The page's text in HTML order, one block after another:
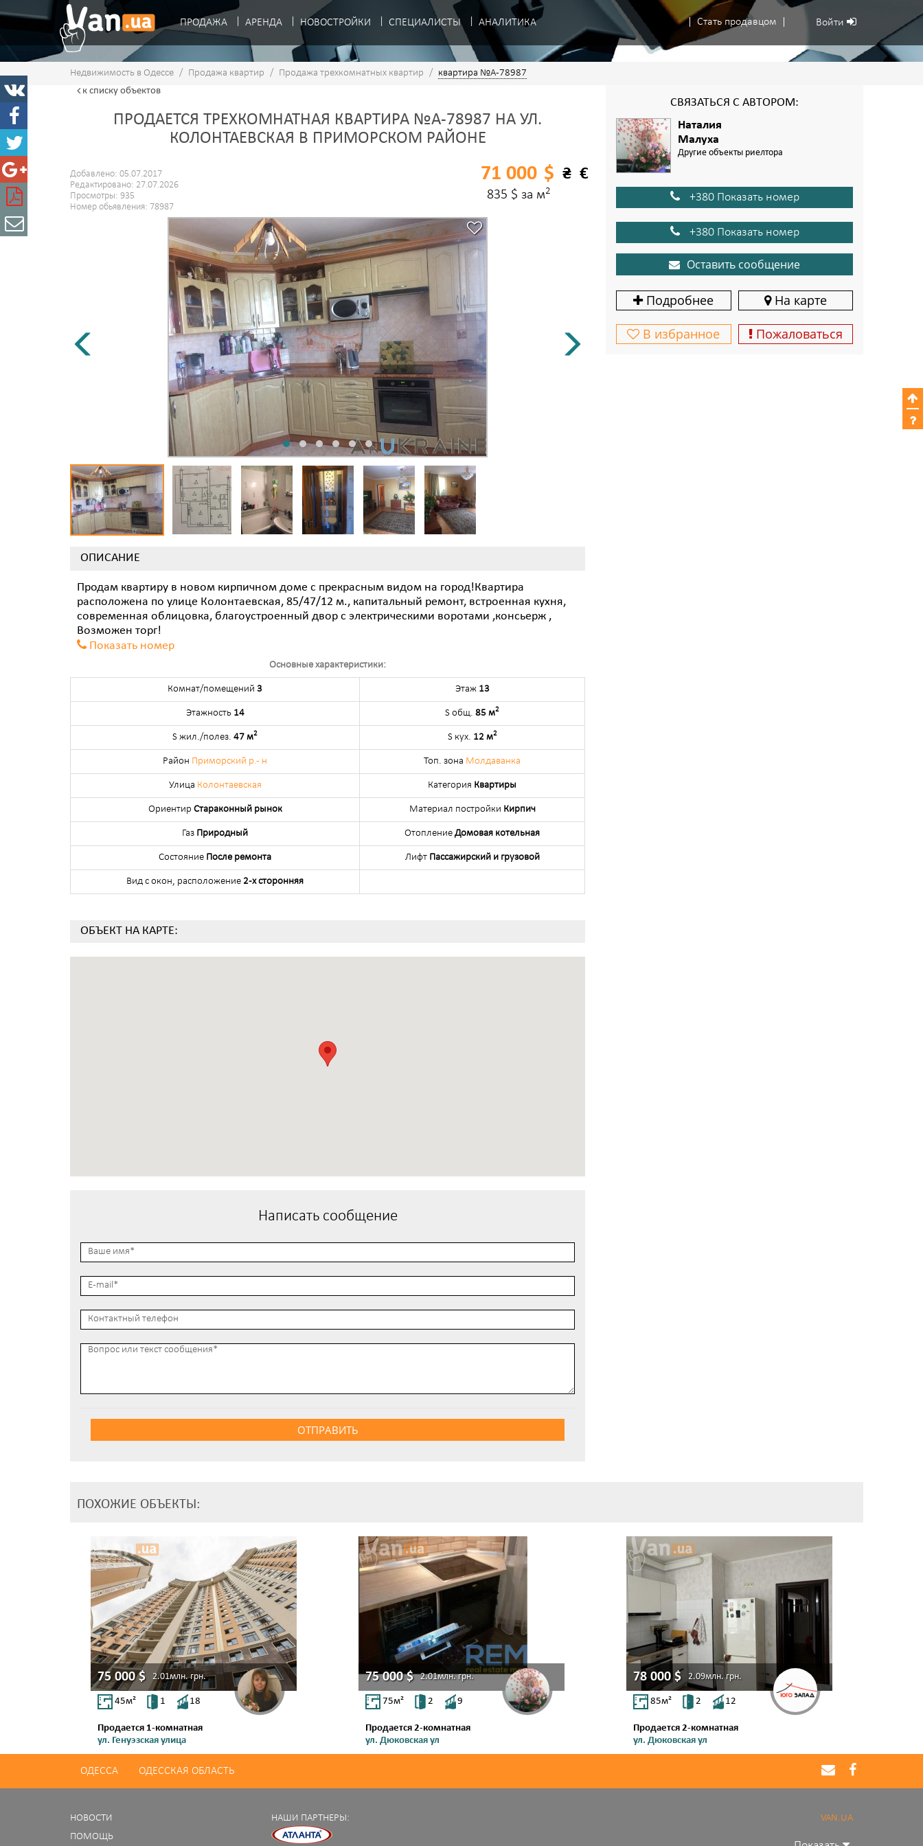
Стать продавцом Войти
ПРОДАЖА АРЕНДА НОВОСТРОЙКИ СПЕЦИАЛИСТЫ АНАЛИТИКА
Недвижимость в Одессе / Продажа квартир / Продажа трехкомнатных квартир / квартира №A-78987
к спискуобъектов
ПРОДАЕТСЯ ТРЕХКОМНАТНАЯ КВАРТИРА №A-78987 НА УЛ.
КОЛОНТАЕВСКАЯ В ПРИМОРСКОМ РАЙОНЕ
Добавлено: 05.07.2017
Редактировано: 27.07.2026
Просмотры: 935
Номер обьявления: 78987
$ ₴ €
71 000
835 $ за м2
ОПИСАНИЕ
Продам квартиру в новом кирпичном доме с прекрасным видом на город!Квартира
расположена по улице Колонтаевская, 85/47/12 м., капитальный ремонт, встроенная кухня,
современная облицовка, благоустроенный двор с электрическими воротами ,консьерж ,
Возможен торг!
Показать номер
Основные характеристики:
Комнат/помещений 3 Этаж 13
Этажность 14 S общ. 85 м2
S жил./полез. 47 м2 S кух. 12 м2
Район Приморский р.- н Топ. зона Молдаванка
Улица Колонтаевская Категория Квартиры
Ориентир Стараконный рынок Материал постройки Кирпич
Газ Природный Отопление Домовая котельная
Состояние После ремонта Лифт Пассажирский и грузовой
Вид с окон, расположение 2-х сторонняя
ОБЪЕКТ НА КАРТЕ:
Написать сообщение
ОТПРАВИТЬ
СВЯЗАТЬСЯ С АВТОРОМ:
Наталия
Малуха
Другие объекты риелтора
+380 Показать номер
+380 Показать номер
Оставить сообщение
Подробнее На карте
В избранное Пожаловаться
ПОХОЖИЕ ОБЪЕКТЫ:
75 000$ 2.01млн.грн.
45м² 1 18
Продается 1-комнатная
ул. Генуэзская улица
75 000$ 2.01млн.грн.
75м² 2 9
Продается 2-комнатная
ул. Дюковская ул
78 000$ 2.09млн.грн.
85м² 2 12
Продается 2-комнатная
ул. Дюковская ул
ОДЕССА ОДЕССКАЯ ОБЛАСТЬ
НОВОСТИ
ПОМОЩЬ
НАШИ ПАРТНЕРЫ: VAN.UA